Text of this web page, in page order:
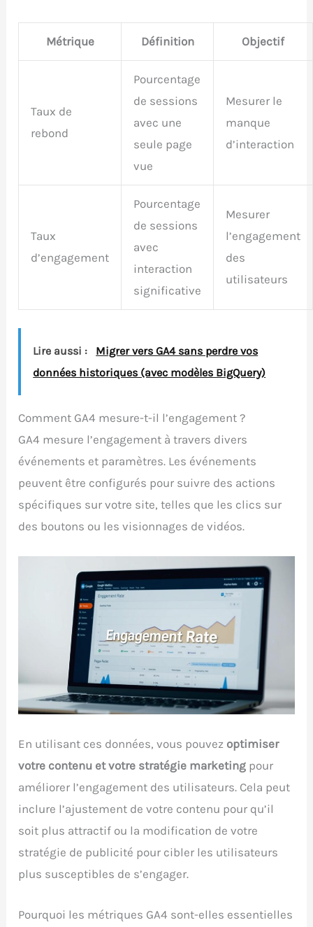
Métrique Définition Objectif
Taux de
rebond
Pourcentage
de sessions
avec une
seule page
vue
Mesurer le
manque
d’interaction
Taux
d’engagement
Pourcentage
de sessions
avec
interaction
significative
Mesurer
l’engagement
des
utilisateurs
Lire aussi :
Migrer vers GA4 sans perdre vos
données historiques (avec modèles BigQuery)
Comment GA4 mesure-t-il l’engagement ?
GA4 mesure l’engagement à travers divers
événements et paramètres. Les événements
peuvent être configurés pour suivre des actions
spécifiques sur votre site, telles que les clics sur
des boutons ou les visionnages de vidéos.
En utilisant ces données, vous pouvez optimiser
votre contenu et votre stratégie marketing pour
améliorer l’engagement des utilisateurs. Cela peut
inclure l’ajustement de votre contenu pour qu’il
soit plus attractif ou la modification de votre
stratégie de publicité pour cibler les utilisateurs
plus susceptibles de s’engager.
Pourquoi les métriques GA4 sont-elles essentielles